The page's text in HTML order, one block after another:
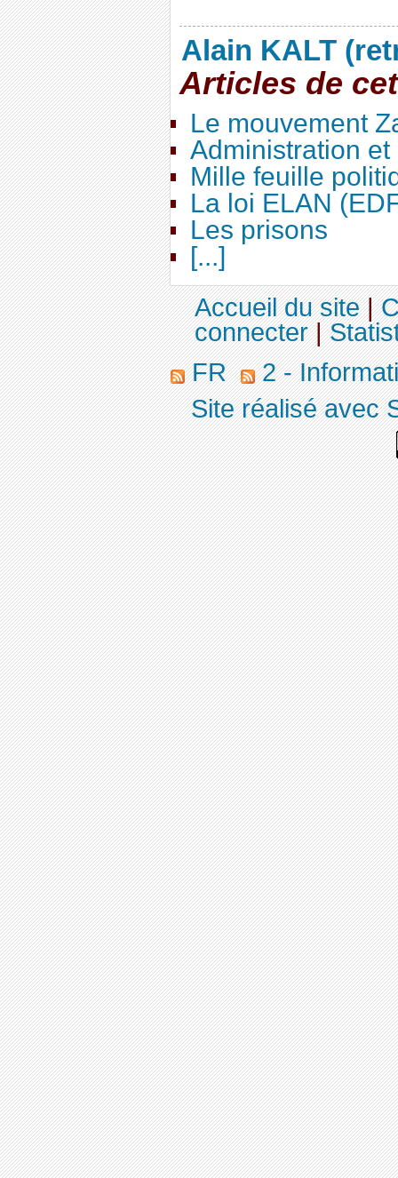
Alain KALT
Articles de
Le mouvement
Administration
Mille feuille
La loi ELAN
Les prisons
[...]
Accueil du site|
connecter|
FR
2 -
Site réalisé avec